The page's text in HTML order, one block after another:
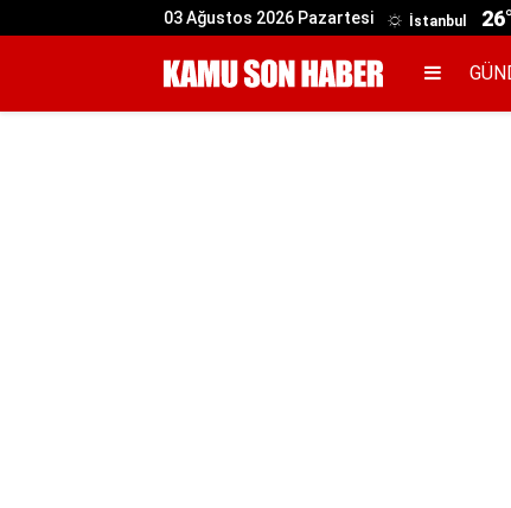
03 Ağustos 2026 Pazartesi İstanbul 26°